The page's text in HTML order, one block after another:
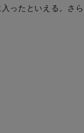
ったといえる。さら